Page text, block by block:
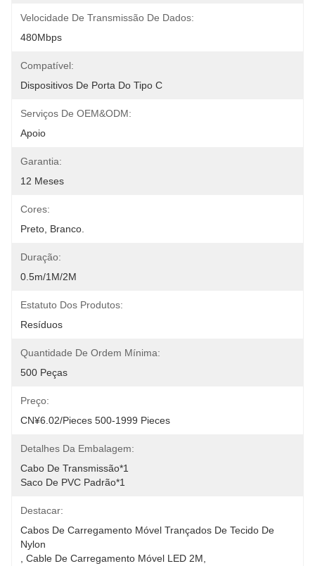
Velocidade De Transmissão De Dados:
480Mbps
Compatível:
Dispositivos De Porta Do Tipo C
Serviços De OEM&ODM:
Apoio
Garantia:
12 Meses
Cores:
Preto, Branco.
Duração:
0.5m/1M/2M
Estatuto Dos Produtos:
Resíduos
Quantidade De Ordem Mínima:
500 Peças
Preço:
CN¥6.02/pieces 500-1999 Pieces
Detalhes Da Embalagem:
Cabo De Transmissão*1
Saco De PVC Padrão*1
Destacar:
Cabos De Carregamento Móvel Trançados De Tecido De
Nylon
Cable De Carregamento Móvel LED 2M